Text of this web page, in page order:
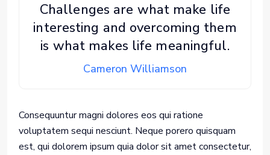
Challenges are what make life
interesting and overcoming them
is what makes life meaningful.
Cameron Williamson
Consequuntur magni dolores eos qui ratione
voluptatem sequi nesciunt. Neque porero quisquam
est, qui dolorem ipsum quia dolor sit amet consectetur,